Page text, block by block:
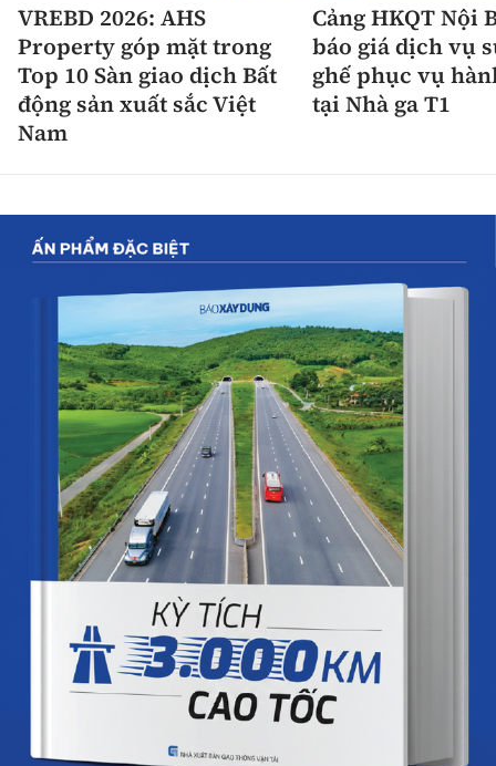
VREBD 2026: AHS
Property góp mặt trong
Top 10 Sàn giao dịch Bất
động sản xuất sắc Việt
Nam
Cảng HKQT Nội
báo giá dịch vụ
ghế phục vụ
tại Nhà ga T1